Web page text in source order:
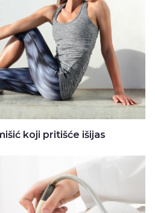
koji pritišće išijas